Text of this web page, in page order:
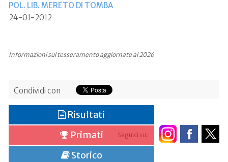
POL. LIB. MERETO DI TOMBA
24-01-2012
Informazioni sul tesseramento aggiornate al 2026
Condividi con
Seguici su:
Risultati
Primati
Storico